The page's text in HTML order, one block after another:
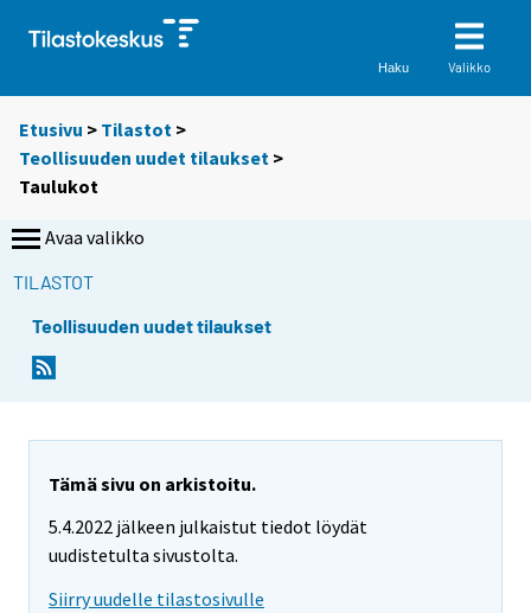
Haku Valikko
Etusivu > Tilastot >
Teollisuuden uudet tilaukset >
Taulukot
Avaa valikko
TILASTOT
Teollisuuden uudet tilaukset
Tämä sivu on arkistoitu.
5.4.2022 jälkeen julkaistut tiedot löydät
uudistetulta sivustolta.
Siirry uudelle tilastosivulle